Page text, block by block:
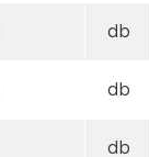
db
db
db